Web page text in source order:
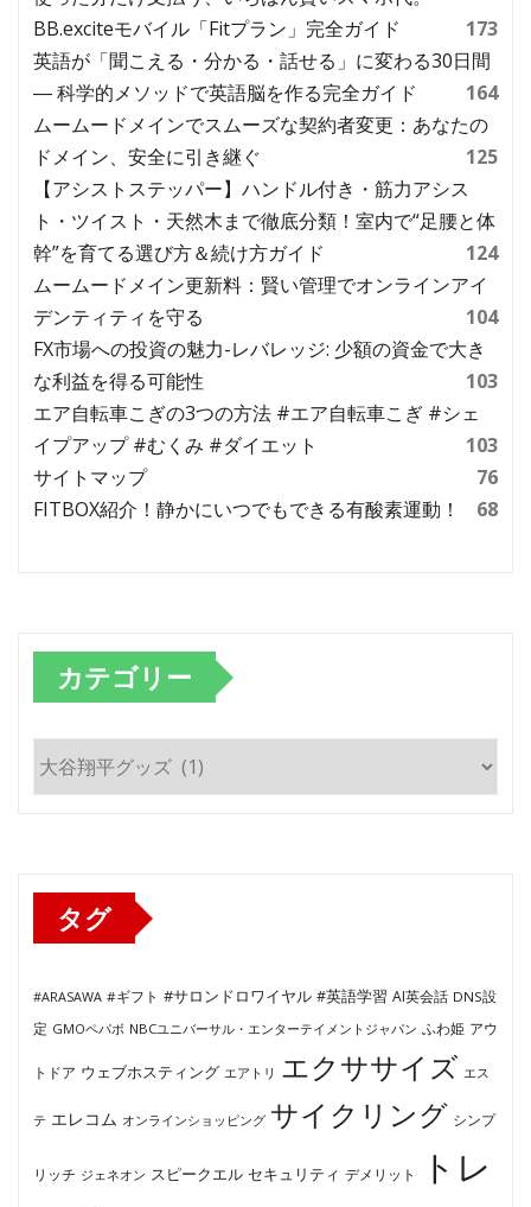
BB.exciteモバイル「Fitプラン」完全ガイド
173
英語が「聞こえる・分かる・話せる」に変わる30日間
― 科学的メソッドで英語脳を作る完全ガイド
164
ムームードメインでスムーズな契約者変更：あなたの
ドメイン、安全に引き継ぐ
125
【アシストステッパー】ハンドル付き・筋力アシス
ト・ツイスト・天然木まで徹底分類！室内で“足腰と体
幹”を育てる選び方＆続け方ガイド
124
ムームードメイン更新料：賢い管理でオンラインアイ
デンティティを守る
104
FX市場への投資の魅力-レバレッジ: 少額の資金で大き
な利益を得る可能性
103
エア自転車こぎの3つの方法 #エア自転車こぎ #シェ
イプアップ #むくみ #ダイエット
103
サイトマップ
76
FITBOX紹介！静かにいつでもできる有酸素運動！
68
カテゴリー
カ
テ
タグ
#ARASAWA #ギフト #サロンドロワイヤル #英語学習 AI英会話 DNS設
定 GMOペパボ NBCユニバーサル・エンターテイメントジャパン ふわ姫 アウ
トドア ウェブホスティング エアトリ エクササイズ エス
テ エレコム オンラインショッピング サイクリング シンプ
リッチ ジェネオン スピークエル セキュリティ デメリット
トレ